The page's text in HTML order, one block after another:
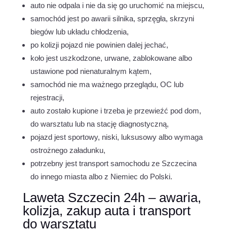
auto nie odpala i nie da się go uruchomić na miejscu,
samochód jest po awarii silnika, sprzęgła, skrzyni
biegów lub układu chłodzenia,
po kolizji pojazd nie powinien dalej jechać,
koło jest uszkodzone, urwane, zablokowane albo
ustawione pod nienaturalnym kątem,
samochód nie ma ważnego przeglądu, OC lub
rejestracji,
auto zostało kupione i trzeba je przewieźć pod dom,
do warsztatu lub na stację diagnostyczną,
pojazd jest sportowy, niski, luksusowy albo wymaga
ostrożnego załadunku,
potrzebny jest transport samochodu ze Szczecina
do innego miasta albo z Niemiec do Polski.
Laweta Szczecin 24h – awaria,
kolizja, zakup auta i transport
do warsztatu